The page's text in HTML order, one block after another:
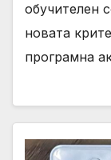
обучителен
новата
програмна